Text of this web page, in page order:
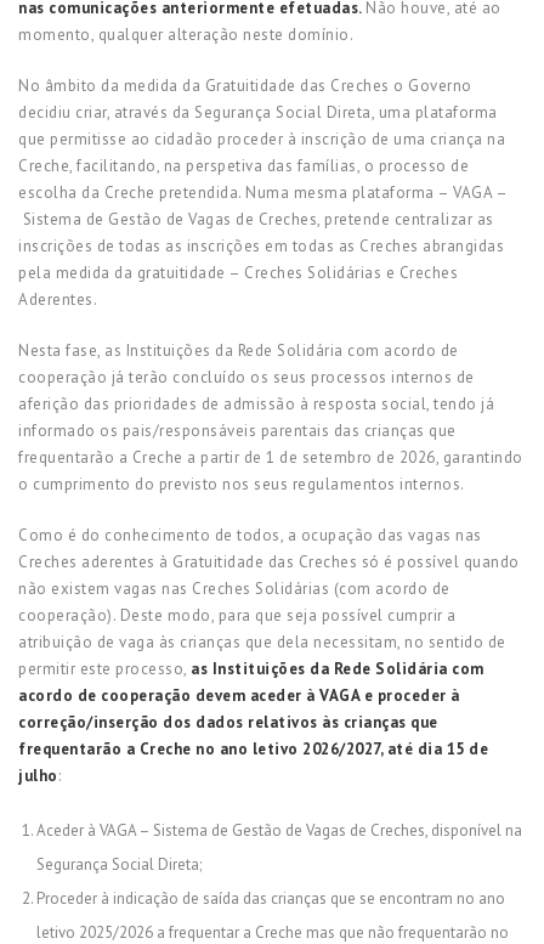
nas comunicações anteriormente efetuadas. Não houve, até ao
momento, qualquer alteração neste domínio.
No âmbito da medida da Gratuitidade das Creches o Governo
decidiu criar, através da Segurança Social Direta, uma plataforma
que permitisse ao cidadão proceder à inscrição de uma criança na
Creche, facilitando, na perspetiva das famílias, o processo de
escolha da Creche pretendida. Numa mesma plataforma – VAGA –
Sistema de Gestão de Vagas de Creches, pretende centralizar as
inscrições de todas as inscrições em todas as Creches abrangidas
pela medida da gratuitidade – Creches Solidárias e Creches
Aderentes.
Nesta fase, as Instituições da Rede Solidária com acordo de
cooperação já terão concluído os seus processos internos de
aferição das prioridades de admissão à resposta social, tendo já
informado os pais/responsáveis parentais das crianças que
frequentarão a Creche a partir de 1 de setembro de 2026, garantindo
o cumprimento do previsto nos seus regulamentos internos.
Como é do conhecimento de todos, a ocupação das vagas nas
Creches aderentes à Gratuitidade das Creches só é possível quando
não existem vagas nas Creches Solidárias (com acordo de
cooperação). Deste modo, para que seja possível cumprir a
atribuição de vaga às crianças que dela necessitam, no sentido de
permitir este processo, as Instituições da Rede Solidária com
acordo de cooperação devem aceder à VAGA e proceder à
correção/inserção dos dados relativos às crianças que
frequentarão a Creche no ano letivo 2026/2027, até dia 15 de
julho:
Aceder à VAGA – Sistema de Gestão de Vagas de Creches, disponível na
Segurança Social Direta;
Proceder à indicação de saída das crianças que se encontram no ano
letivo 2025/2026 a frequentar a Creche mas que não frequentarão no